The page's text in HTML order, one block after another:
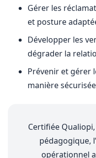
Gérer les
et posture
Développer les
dégrader la
Prévenir et gérer
manière sécurisée
Certifiée Qualiopi,
pédagogique,
opérationnel